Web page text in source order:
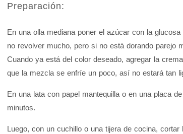
Preparación:
En una olla mediana poner el azúcar con la
no revolver mucho, pero si no está dorando parejo
Cuando ya está del color deseado, agregar la
que la mezcla se enfríe un poco, así no estará tan
En una lata con papel mantequilla o en una placa
minutos.
Luego, con un cuchillo o una tijera de cocina,